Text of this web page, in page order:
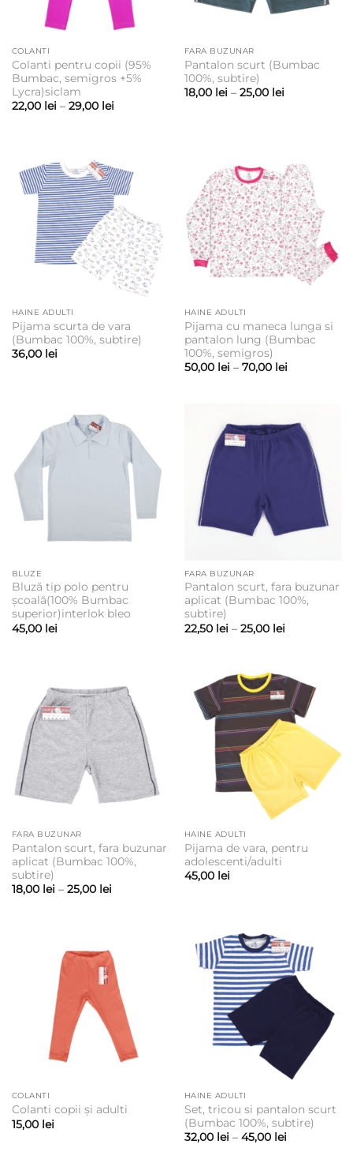
COLANTI
Colanti pentru copii (95%
Bumbac, semigros +5%
Lycra)siclam
22,00 lei – 29,00 leiInterval
29,00 lei
FARA BUZUNAR
Pantalon scurt (Bumbac
100%, subtire)
18,00 lei – 25,00 leiInterval
HAINE ADULTI
Pijama scurta de vara
(Bumbac 100%, subtire)
36,00 lei
HAINE ADULTI
Pijama cu maneca lunga si
pantalon lung (Bumbac
100%, semigros)
50,00 lei – 70,00 leiInterval
70,00 lei
BLUZE
Bluză tip polo pentru
școală(100% Bumbac
superior)interlok bleo
45,00 lei
FARA BUZUNAR
Pantalon scurt, fara buzunar
aplicat (Bumbac 100%,
subtire)
22,50 lei – 25,00 leiInterval
la
25,00 lei
FARA BUZUNAR
Pantalon scurt, fara buzunar
aplicat (Bumbac 100%,
subtire)
18,00 lei – 25,00 leiInterval
25,00 lei
HAINE ADULTI
Pijama de vara, pentru
adolescenti/adulti
45,00 lei
COLANTI
Colanti copii și adulti
15,00 lei
HAINE ADULTI
Set, tricou si pantalon scurt
(Bumbac 100%, subtire)
32,00 lei – 45,00 leiInterval